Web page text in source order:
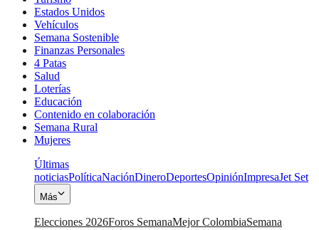
Estados Unidos
Vehículos
Semana Sostenible
Finanzas Personales
4 Patas
Salud
Loterías
Educación
Contenido en colaboración
Semana Rural
Mujeres
Últimas
noticiasPolíticaNaciónDineroDeportesOpiniónImpresaJet Set
Más
Elecciones 2026Foros SemanaMejor ColombiaSemana